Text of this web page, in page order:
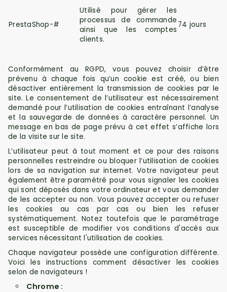
PrestaShop-#
Utilisé pour gérer les
processus de commande
ainsi que les comptes
clients.
74 jours
Conformément au RGPD, vous pouvez choisir d’être
prévenu à chaque fois qu’un cookie est créé, ou bien
désactiver entièrement la transmission de cookies par le
site.Le consentement de l’utilisateur est nécessairement
demandé pour l’utilisation de cookies entraînant l’analyse
et la sauvegarde de données à caractère personnel. Un
message en bas de page prévu à cet effet s’affiche lors
de la visite sur le site.
L’utilisateur peut à tout moment et ce pour des raisons
personnelles restreindre ou bloquer l’utilisation de cookies
lors de sa navigation sur internet.Votre navigateur peut
également être paramétré pour vous signaler les cookies
qui sont déposés dans votre ordinateur et vous demander
de les accepter ou non. Vous pouvez accepter ou refuser
les cookies au cas par cas ou bien les refuser
systématiquement. Notez toutefois que le paramétrage
est susceptible de modifier vos conditions d'accès aux
services nécessitant l'utilisation de cookies.
Chaque navigateur possède une configuration différente.
Voici les instructions comment désactiver les cookies
selon de navigateurs !
Chrome :